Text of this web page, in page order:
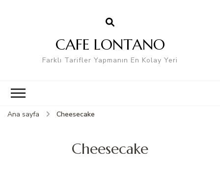
CAFE LONTANO
Farklı Tarifler Yapmanın En Kolay Yeri
Ana sayfa Cheesecake
Cheesecake